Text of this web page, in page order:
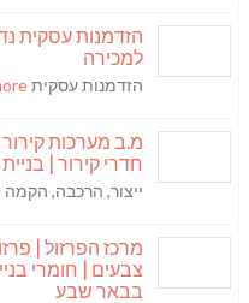
הזדמנות עסקית
למכירה
הזדמנות עסקית[...]
מ.ב מערכות
חדרי קירור |
ייצור, הרכבה, הקמה
מרכז הפרזול |
צבעים | חומרי
בבאר שבע